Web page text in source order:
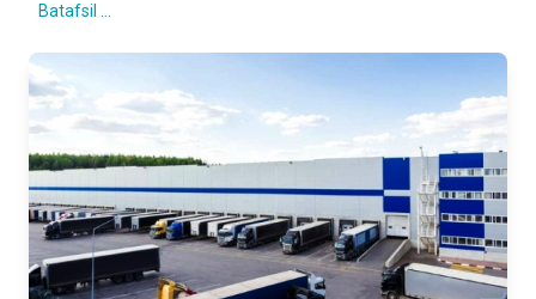
Batafsil ...